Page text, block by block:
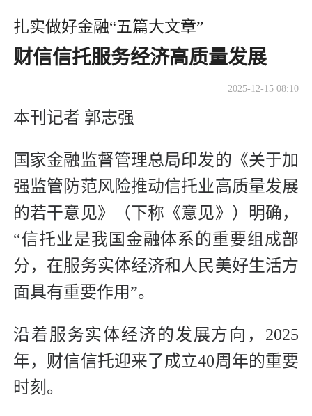
扎实做好金融“五篇大文章”
财信信托服务经济高质量发展
2025-12-15 08:10
本刊记者 郭志强
国家金融监督管理总局印发的《关于加
强监管防范风险推动信托业高质量发展
的若干意见》（下称《意见》）明确，
“信托业是我国金融体系的重要组成部
分，在服务实体经济和人民美好生活方
面具有重要作用”。
沿着服务实体经济的发展方向，2025
年，财信信托迎来了成立40周年的重要
时刻。